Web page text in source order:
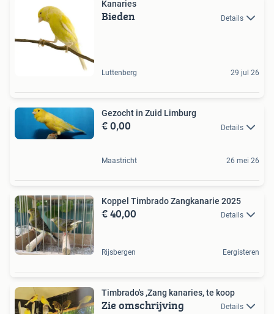
Kanaries
Bieden Details
Luttenberg 29 jul 26
Gezocht in Zuid Limburg
€ 0,00 Details
Maastricht 26 mei 26
Koppel Timbrado Zangkanarie 2025
€ 40,00 Details
Rijsbergen Eergisteren
Timbrado's ,Zang kanaries, te koop
Zie omschrijving Details